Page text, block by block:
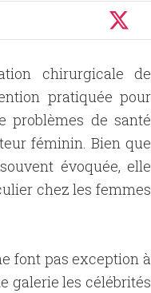
chirurgicale de
pratiquée pour
problèmes de santé
féminin. Bien que
évoquée, elle
chez les femmes
font pas exception à
galerie les célébrités